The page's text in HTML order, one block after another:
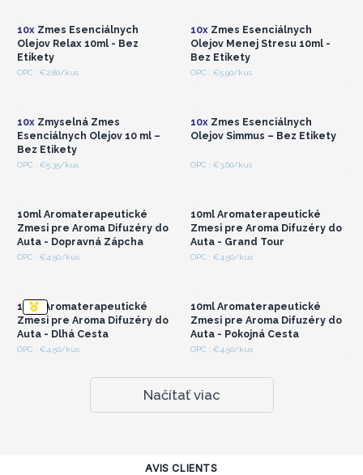
10xZmes Esenciálnych
Olejov Relax 10ml - Bez
Etikety
OPC : €2.80/kus
10xZmes Esenciálnych
Olejov Menej Stresu 10ml -
Bez Etikety
OPC : €5.90/kus
Prihláste sa alebo
10xZmyselná Zmes
Esenciálnych Olejov 10 ml –
Bez Etikety
OPC : €5.35/kus
Prihláste sa alebo
10xZmes Esenciálnych
Olejov Simmus – Bez Etikety
OPC : €3.60/kus
Prihláste sa alebo
10ml Aromaterapeutické
Zmesi pre Aroma Difuzéry do
Auta - Dopravná Zápcha
OPC : €4.50/kus
Prihláste sa alebo
10ml Aromaterapeutické
Zmesi pre Aroma Difuzéry do
Auta - Grand Tour
OPC : €4.50/kus
Prihláste sa alebo
10ml Aromaterapeutické
Zmesi pre Aroma Difuzéry do
Auta - Dlhá Cesta
OPC : €4.50/kus
Prihláste sa alebo
10ml Aromaterapeutické
Zmesi pre Aroma Difuzéry do
Auta - Pokojná Cesta
OPC : €4.50/kus
Načítať viac
AVIS CLIENTS